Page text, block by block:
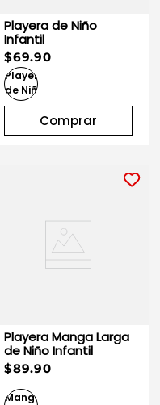
Playera de Niño
Infantil
$69.90
Comprar
Playera Manga Larga
de Niño Infantil
$89.90